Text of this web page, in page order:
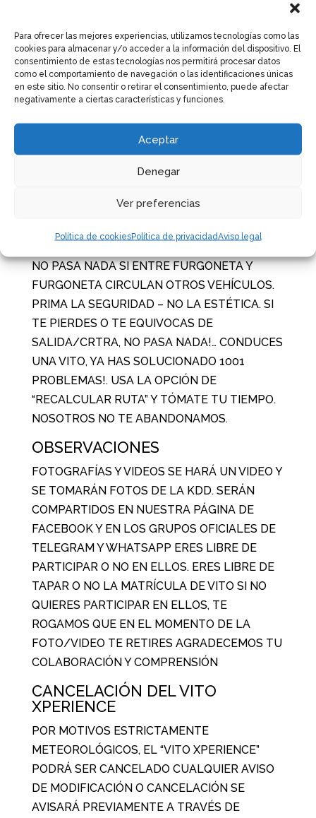
Para ofrecer las mejores experiencias, utilizamos tecnologías como las
cookies para almacenar y/o acceder a la información del dispositivo. El
consentimiento de estas tecnologías nos permitirá procesar datos
como el comportamiento de navegación o las identificaciones únicas
en este sitio. No consentir o retirar el consentimiento, puede afectar
negativamente a ciertas características y funciones.
Aceptar
Denegar
Ver preferencias
Política de cookiesPolítica de privacidadAviso legal
casa!
RECORDAMOS QUE AL CIRCULAR
POR CARRETERA
QUE RESPETAR LOS LÍMITES DE VELOCIDAD
ENTRE FURGONETA Y FURGONETA PARA
NO PASA NADA SI ENTRE FURGONETA Y
FURGONETA CIRCULAN OTROS VEHÍCULOS.
PRIMA LA SEGURIDAD – NO LA ESTÉTICA. SI
TE PIERDES O TE EQUIVOCAS DE
SALIDA/CRTRA, NO PASA NADA!… CONDUCES
UNA VITO, YA HAS SOLUCIONADO 1001
PROBLEMAS!. USA LA OPCIÓN DE
“RECALCULAR RUTA” Y TÓMATE TU TIEMPO.
NOSOTROS NO TE ABANDONAMOS.
OBSERVACIONES
FOTOGRAFÍAS Y VIDEOS SE HARÁ UN VIDEO Y
SE TOMARÁN FOTOS DE LA KDD. SERÁN
COMPARTIDOS EN NUESTRA PÁGINA DE
FACEBOOK Y EN LOS GRUPOS OFICIALES DE
TELEGRAM Y WHATSAPP ERES LIBRE DE
PARTICIPAR O NO EN ELLOS. ERES LIBRE DE
TAPAR O NO LA MATRÍCULA DE VITO SI NO
QUIERES PARTICIPAR EN ELLOS, TE
ROGAMOS QUE EN EL MOMENTO DE LA
FOTO/VIDEO TE RETIRES AGRADECEMOS TU
COLABORACIÓN Y COMPRENSIÓN
CANCELACIÓN DEL VITO
XPERIENCE
POR MOTIVOS ESTRICTAMENTE
METEOROLÓGICOS, EL “VITO XPERIENCE”
PODRÁ SER CANCELADO CUALQUIER AVISO
DE MODIFICACIÓN O CANCELACIÓN SE
AVISARÁ PREVIAMENTE A TRAVÉS DE